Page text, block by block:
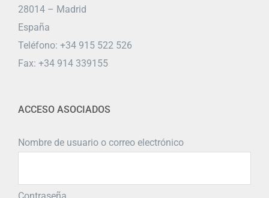
28014 – Madrid
España
Teléfono: +34 915 522 526
Fax: +34 914 339155
ACCESO ASOCIADOS
Nombre de usuario o correo electrónico